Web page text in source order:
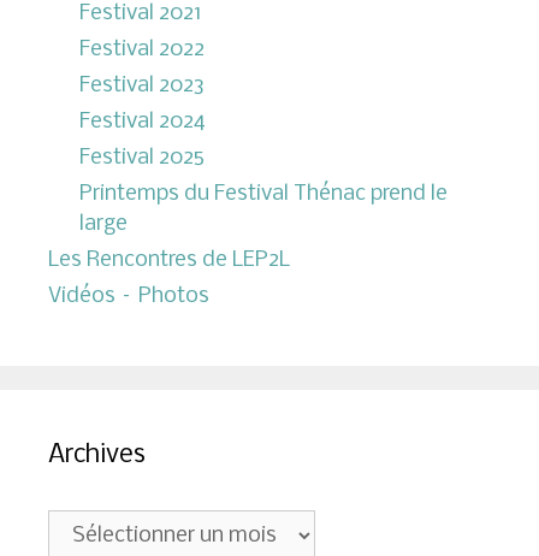
Festival 2021
Festival 2022
Festival 2023
Festival 2024
Festival 2025
Printemps du Festival Thénac prend le
large
Les Rencontres de LEP2L
Vidéos – Photos
Archives
Archives